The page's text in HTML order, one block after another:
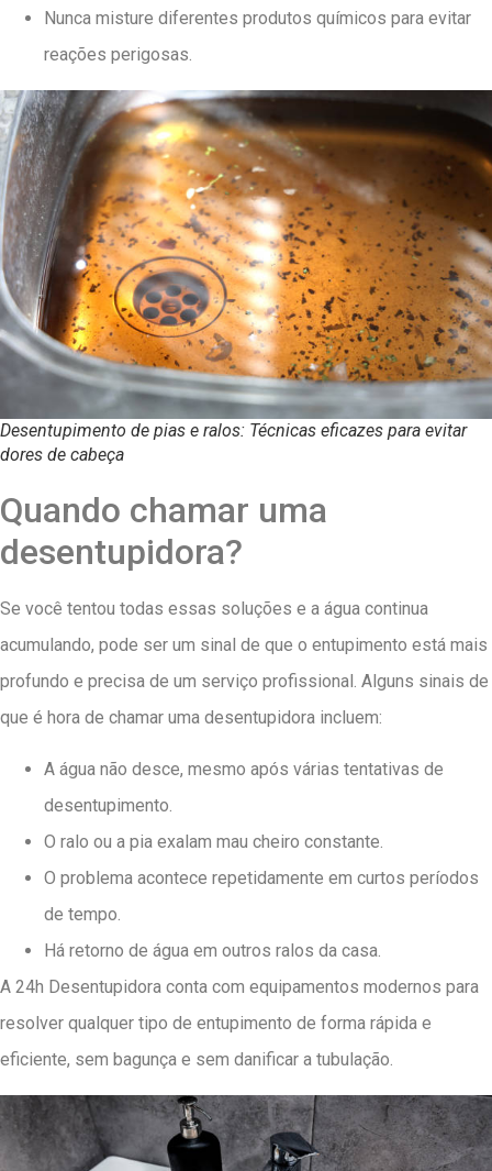
Nunca misture diferentes produtos químicos para evitar
reações perigosas.
Desentupimento de pias e ralos: Técnicas eficazes para evitar
dores de cabeça
Quando chamar uma
desentupidora?
Se você tentou todas essas soluções e a água continua
acumulando, pode ser um sinal de que o entupimento está mais
profundo e precisa de um serviço profissional. Alguns sinais de
que é hora de chamar uma desentupidora incluem:
A água não desce, mesmo após várias tentativas de
desentupimento.
O ralo ou a pia exalam mau cheiro constante.
O problema acontece repetidamente em curtos períodos
de tempo.
Há retorno de água em outros ralos da casa.
A 24h Desentupidora conta com equipamentos modernos para
resolver qualquer tipo de entupimento de forma rápida e
eficiente, sem bagunça e sem danificar a tubulação.